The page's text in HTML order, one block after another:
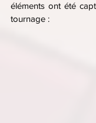
éléments ont été
tournage :